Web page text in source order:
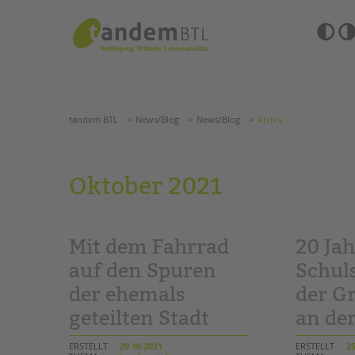
Barrierefrei-
ANGEBOTE
KITA & FRÜHE HILFEN
Grundschulen
Oberschulen
Förderzentren
Kollegs
EFöB
Schulbezogene Sozialarbeit
Tagesgruppen
BETREUTES
TANDEM BTL
Zertfikatskurse
Seminarkalender
tandem BTL News/Blog
tandem BTL News/Blog News/Blog Archiv
Oktober 2021
Mit dem Fahrrad
auf den Spuren
der ehemals
geteilten Stadt
ERSTELLT
29.10.2021
20
der
an
ERSTELLT